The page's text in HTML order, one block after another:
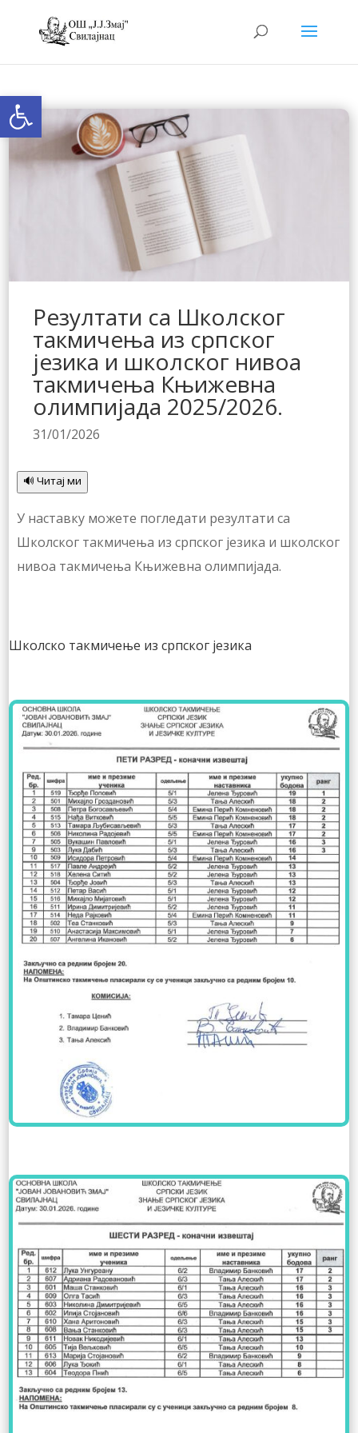
Open toolbar
Резултати са Школског
такмичења из српског
језика и школског нивоа
такмичења Књижевна
олимпијада 2025/2026.
31/01/2026
🔊 Читај ми
У наставку можете погледати резултати са
Школског такмичења из српског језика и школског
нивоа такмичења Књижевна олимпијада.
Школско такмичење из српског језика